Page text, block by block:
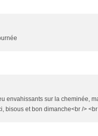
envahissants sur la cheminée,
bisous et bon dimanche<br />